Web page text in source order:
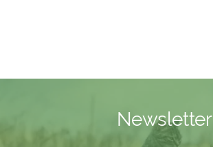
Newsletter